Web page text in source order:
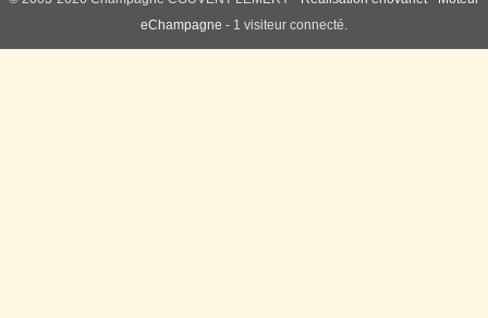
eChampagne - 1 visiteur connecté.